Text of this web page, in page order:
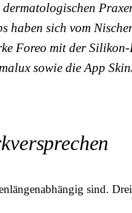
sich vom
Foreo mit der
sowie die App
sind.